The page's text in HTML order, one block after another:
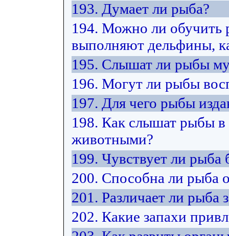
193. Думает ли рыба?
194. Можно ли обучить
выполняют дельфины,
195. Слышат ли рыбы
196. Могут ли рыбы
197. Для чего рыбы
198. Как слышат рыбы в
животными?
199. Чувствует ли рыба
200. Способна ли рыба
201. Различает ли рыба
202. Какие запахи